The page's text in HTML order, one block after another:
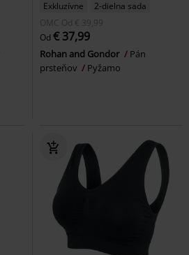
Exkluzívne
2-dielna sada
OMC Od € 39,99
Od € 37,99
Rohan and Gondor
Pán
prsteňov
Pyžamo